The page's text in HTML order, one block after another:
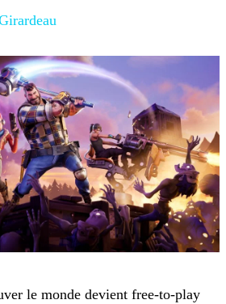
le monde devient free-to-play